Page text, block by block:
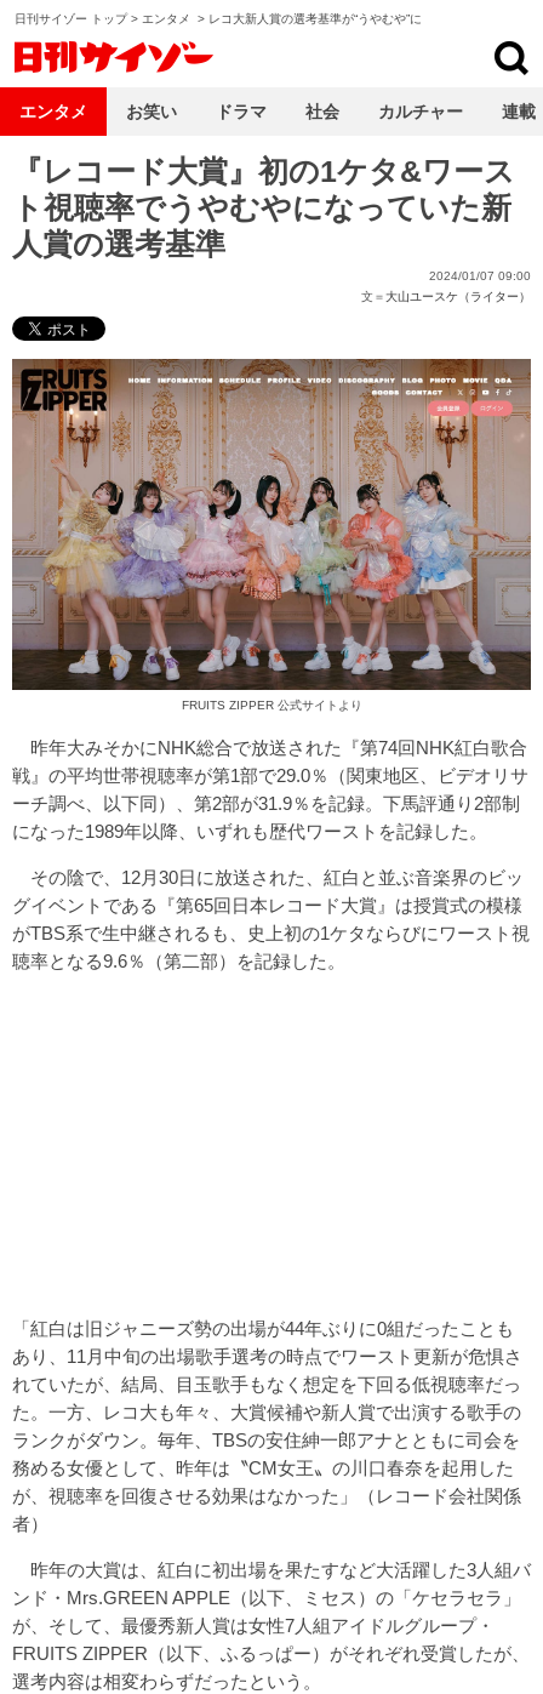
日刊サイゾー トップ> エンタメ > レコ大新人賞の選考基準が“うやむや”に
『レコード大賞』初の1ケタ&ワース
ト視聴率でうやむやになっていた新
人賞の選考基準
2024/01/07 09:00
文＝大山ユースケ（ライター）
FRUITS ZIPPER 公式サイトより
昨年大みそかにNHK総合で放送された『第74回NHK紅白歌合
戦』の平均世帯視聴率が第1部で29.0％（関東地区、ビデオリサ
ーチ調べ、以下同）、第2部が31.9％を記録。下馬評通り2部制
になった1989年以降、いずれも歴代ワーストを記録した。
その陰で、12月30日に放送された、紅白と並ぶ音楽界のビッ
グイベントである『第65回日本レコード大賞』は授賞式の模様
がTBS系で生中継されるも、史上初の1ケタならびにワースト視
聴率となる9.6％（第二部）を記録した。
「紅白は旧ジャニーズ勢の出場が44年ぶりに0組だったことも
あり、11月中旬の出場歌手選考の時点でワースト更新が危惧さ
れていたが、結局、目玉歌手もなく想定を下回る低視聴率だっ
た。一方、レコ大も年々、大賞候補や新人賞で出演する歌手の
ランクがダウン。毎年、TBSの安住紳一郎アナとともに司会を
務める女優として、昨年は〝CM女王〟の川口春奈を起用した
が、視聴率を回復させる効果はなかった」（レコード会社関係
者）
昨年の大賞は、紅白に初出場を果たすなど大活躍した3人組バ
ンド・Mrs.GREEN APPLE（以下、ミセス）の「ケセラセラ」
が、そして、最優秀新人賞は女性7人組アイドルグループ・
FRUITS ZIPPER（以下、ふるっぱー）がそれぞれ受賞したが、
選考内容は相変わらずだったという。
エンタメ お笑い ドラマ 社会 カルチャー 連載